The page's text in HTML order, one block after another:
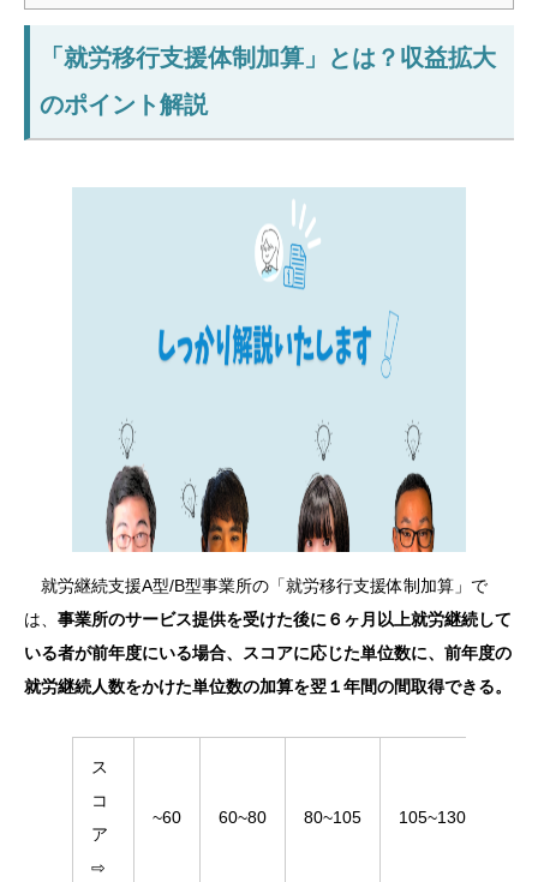
「就労移行支援体制加算」とは？収益拡大
のポイント解説
就労継続支援A型/B型事業所の「就労移行支援体制加算」で
は、 事業所のサービス提供を受けた後に６ヶ月以上就労継続して
いる者が前年度にいる場合、スコアに応じた単位数に、前年度の
就労継続人数をかけた単位数の加算を翌１年間の間取得できる。
ス
コ
ア
⇨
~60 60~80 80~105 105~130